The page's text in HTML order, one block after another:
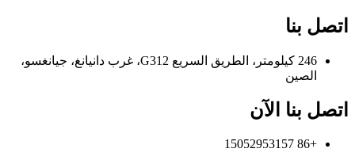
اتصل بنا
246 كيلومتر، الطريق السريع G312، غرب دانيانغ، جيانغسو،
الصين
اتصل بنا الآن
+86 15052953157